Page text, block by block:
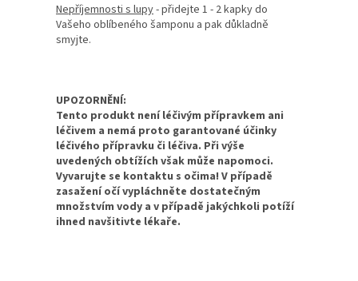
Nepříjemnosti s lupy- přidejte 1 - 2 kapky do
Vašeho oblíbeného šamponu a pak důkladně
smyjte.
UPOZORNĚNÍ:
Tento produkt není léčivým přípravkem ani
léčivem a nemá proto garantované účinky
léčivého přípravku či léčiva. Při výše
uvedených obtížích však může napomoci.
Vyvarujte se kontaktu s očima! V případě
zasažení očí vypláchněte dostatečným
množstvím vody a v případě jakýchkoli potíží
ihned navšitivte lékaře.